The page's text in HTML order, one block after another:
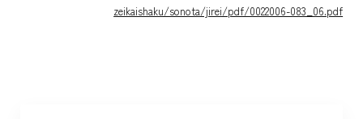
zeikaishaku/sonota/jirei/pdf/0022006-083_06.pdf